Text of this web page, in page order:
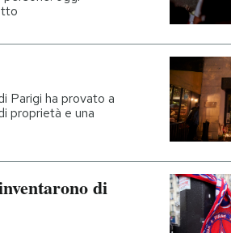
Parigi ha provato a
proprietà e una
di